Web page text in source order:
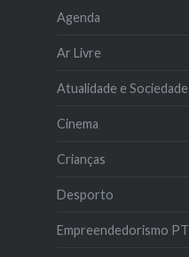
Agenda
Ar Livre
Atualidade e Sociedade
Cinema
Crianças
Desporto
Empreendedorismo PT